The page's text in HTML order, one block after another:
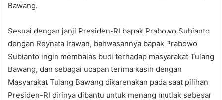
Bawang.
Sesuai dengan janji Presiden-RI bapak Prabowo Subianto
dengan Reynata Irawan, bahwasannya bapak Prabowo
Subianto ingin membalas budi terhadap masyarakat Tulang
Bawang, dan sebagai ucapan terima kasih dengan
Masyarakat Tulang Bawang dikarenakan pada saat pilihan
Presiden-RI dirinya dibantu untuk menang mutlak sebesar